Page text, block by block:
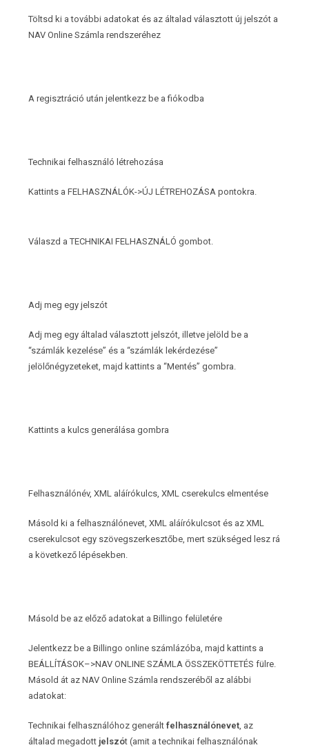
Töltsd ki a további adatokat és az általad választott új jelszót a
NAV Online Számla rendszeréhez
A regisztráció után jelentkezz be a fiókodba
Technikai felhasználó létrehozása
Kattints a FELHASZNÁLÓK->ÚJ LÉTREHOZÁSA pontokra.
Válaszd a TECHNIKAI FELHASZNÁLÓ gombot.
Adj meg egy jelszót
Adj meg egy általad választott jelszót, illetve jelöld be a
“számlák kezelése” és a “számlák lekérdezése”
jelölőnégyzeteket, majd kattints a “Mentés” gombra.
Kattints a kulcs generálása gombra
Felhasználónév, XML aláírókulcs, XML cserekulcs elmentése
Másold ki a felhasználónevet, XML aláírókulcsot és az XML
cserekulcsot egy szövegszerkesztőbe, mert szükséged lesz rá
a következő lépésekben.
Másold be az előző adatokat a Billingo felületére
Jelentkezz be a Billingo online számlázóba, majd kattints a
BEÁLLÍTÁSOK–>NAV ONLINE SZÁMLA ÖSSZEKÖTTETÉS fülre.
Másold át az NAV Online Számla rendszeréből az alábbi
adatokat:
Technikai felhasználóhoz generáltfelhasználónevet , az
általad megadott jelszót (amit a technikai felhasználónak